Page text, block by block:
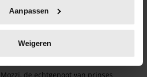
eigenschappen (fingerprinting)
voorkeuren in het
Aanpassen
Weigeren